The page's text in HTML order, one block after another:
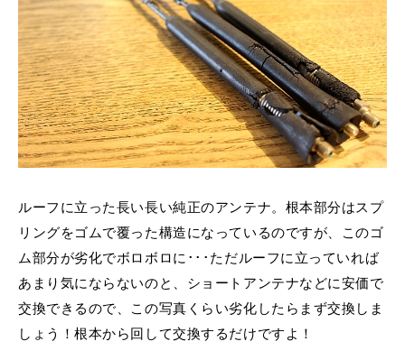
ルーフに立った長い長い純正のアンテナ。根本部分はスプ
リングをゴムで覆った構造になっているのですが、このゴ
ム部分が劣化でボロボロに･･･ただルーフに立っていれば
あまり気にならないのと、ショートアンテナなどに安価で
交換できるので、この写真くらい劣化したらまず交換しま
しょう！根本から回して交換するだけですよ！